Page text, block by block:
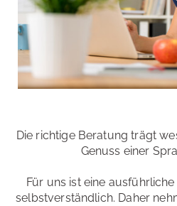
Die richtige Beratung trägt
Genuss einer
Für uns ist eine
selbstverständlich. Daher